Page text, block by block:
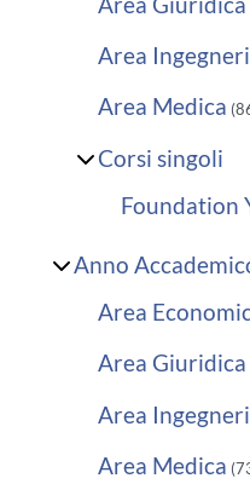
Area
Area Medica
Corsi singoli
Foundation
Anno
Area
Area Giuridica
Area
Area Medica